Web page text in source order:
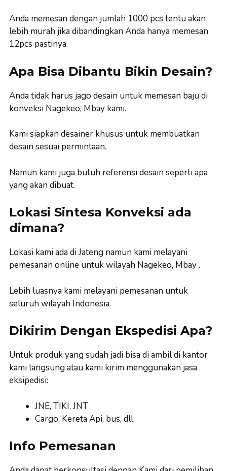
Anda memesan dengan jumlah 1000 pcs tentu akan
lebih murah jika dibandingkan Anda hanya memesan
12pcs pastinya.
Apa Bisa Dibantu Bikin Desain?
Anda tidak harus jago desain untuk memesan baju di
konveksi Nagekeo, Mbay kami.
Kami siapkan desainer khusus untuk membuatkan
desain sesuai permintaan.
Namun kami juga butuh referensi desain seperti apa
yang akan dibuat.
Lokasi Sintesa Konveksi ada
dimana?
Lokasi kami ada di Jateng namun kami melayani
pemesanan online untuk wilayah Nagekeo, Mbay .
Lebih luasnya kami melayani pemesanan untuk
seluruh wilayah Indonesia.
Dikirim Dengan Ekspedisi Apa?
Untuk produk yang sudah jadi bisa di ambil di kantor
kami langsung atau kami kirim menggunakan jasa
eksipedisi:
JNE, TIKI, JNT
Cargo, Kereta Api, bus, dll
Info Pemesanan